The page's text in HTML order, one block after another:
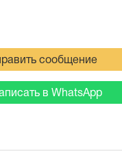
сообщение
в WhatsApp